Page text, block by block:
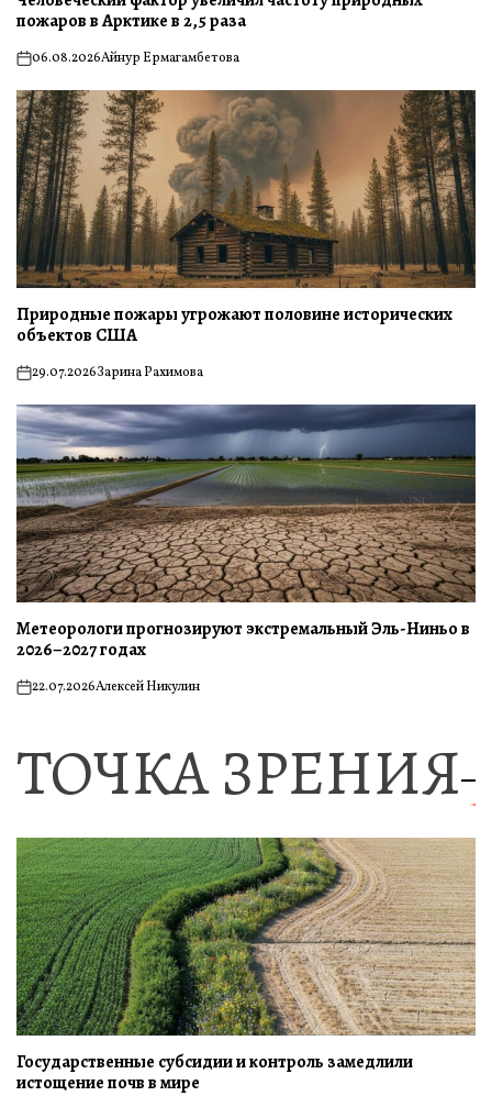
пожаров в Арктике в 2,5 раза
on06.08.2026Айнур Ермагамбетова
Природные пожары угрожают половине исторических
объектов США
on29.07.2026Зарина Рахимова
Метеорологи прогнозируют экстремальный Эль-Ниньо в
2026–2027 годах
on22.07.2026Алексей Никулин
ТОЧКА ЗРЕНИЯ
Государственные субсидии и контроль замедлили
истощение почв в мире